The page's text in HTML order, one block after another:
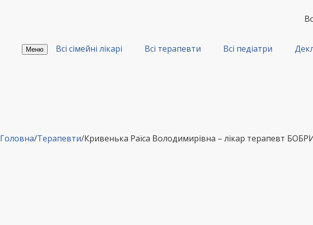
Меню Всі сімейні лікарі Всі терапевти Всі педіатри
Головна/Терапевти/Кривенька Раїса Володимирівна – лікар терапевт